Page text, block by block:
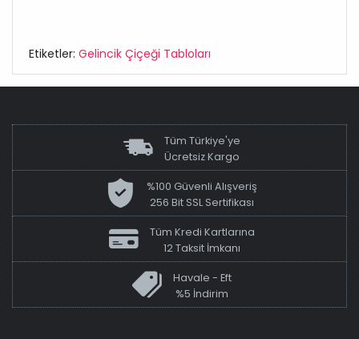
Etiketler: Gelincik Çiçeği Tabloları
Tüm Türkiye'ye
Ücretsiz Kargo
%100 Güvenli Alışveriş
256 Bit SSL Sertifikası
Tüm Kredi Kartlarına
12 Taksit İmkanı
Havale - Eft
%5 İndirim